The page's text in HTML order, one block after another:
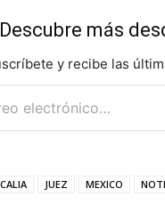
Descubre más
y recibe las
JUEZ MEXICO